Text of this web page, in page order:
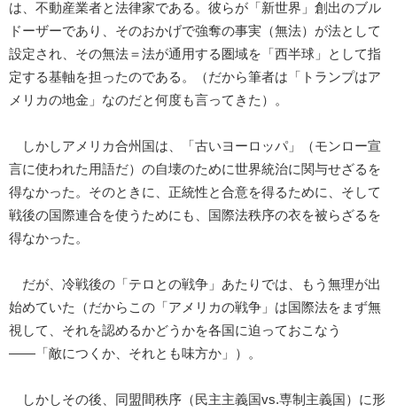
は、不動産業者と法律家である。彼らが「新世界」創出のブル
ドーザーであり、そのおかげで強奪の事実（無法）が法として
設定され、その無法＝法が通用する圏域を「西半球」として指
定する基軸を担ったのである。（だから筆者は「トランプはア
メリカの地金」なのだと何度も言ってきた）。
しかしアメリカ合州国は、「古いヨーロッパ」（モンロー宣
言に使われた用語だ）の自壊のために世界統治に関与せざるを
得なかった。そのときに、正統性と合意を得るために、そして
戦後の国際連合を使うためにも、国際法秩序の衣を被らざるを
得なかった。
だが、冷戦後の「テロとの戦争」あたりでは、もう無理が出
始めていた（だからこの「アメリカの戦争」は国際法をまず無
視して、それを認めるかどうかを各国に迫っておこなう
――「敵につくか、それとも味方か」）。
しかしその後、同盟間秩序（民主主義国vs.専制主義国）に形